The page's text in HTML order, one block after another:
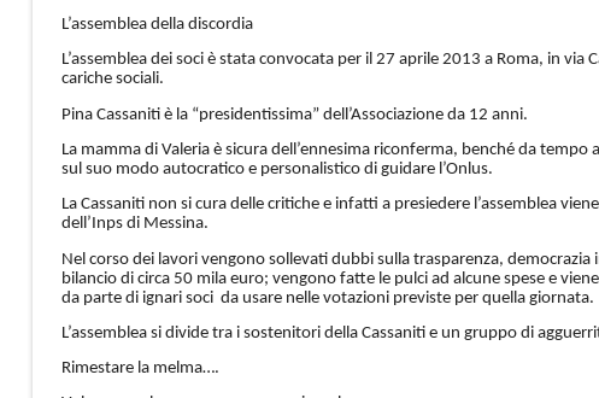
L’assemblea della discordia
L’assemblea dei soci è stata convocata per il 27 aprile 2013 a Roma, in
cariche sociali.
Pina Cassaniti è la “presidentissima” dell’Associazione da 12 anni.
La mamma di Valeria è sicura dell’ennesima riconferma, benché da
sul suo modo autocratico e personalistico di guidare l’Onlus.
La Cassaniti non si cura delle critiche e infatti a presiedere l’assemblea
dell’Inps di Messina.
Nel corso dei lavori vengono sollevati dubbi sulla trasparenza,
bilancio di circa 50 mila euro; vengono fatte le pulci ad alcune spese e
da parte di ignari soci da usare nelle votazioni previste per quella giornata.
L’assemblea si divide tra i sostenitori della Cassaniti e un gruppo di
Rimestare la melma….